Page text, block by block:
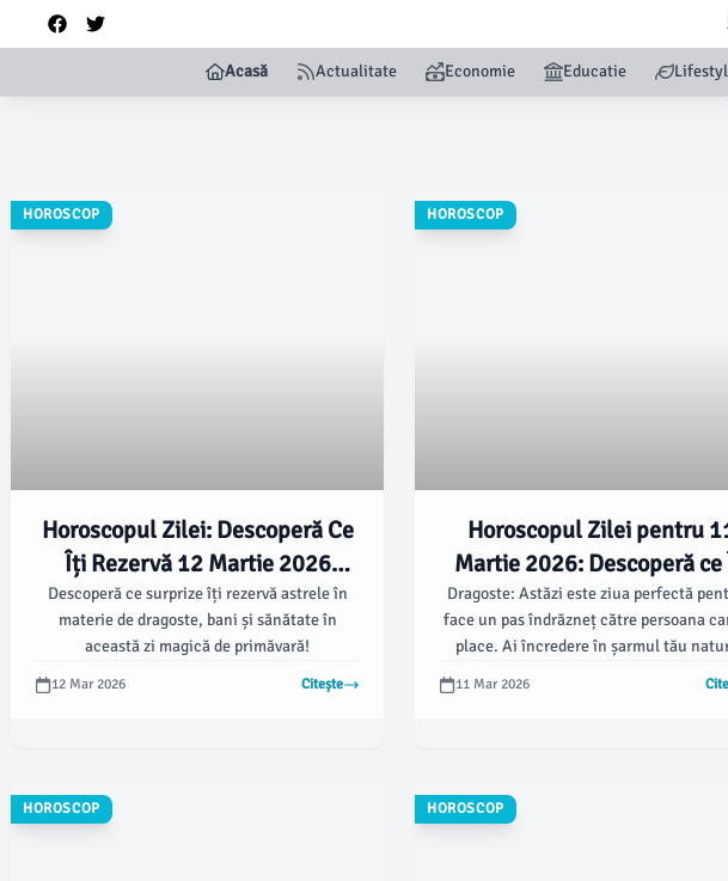
Acasă Actualitate Economie Educatie
HOROSCOP
Horoscopul Zilei: Descoperă Ce
Îți Rezervă 12 Martie 2026
pentru Toate Zodiile ✨
Descoperă ce surprize îți rezervă astrele în
materie de dragoste, bani și sănătate în
această zi magică de primăvară!
12 Mar 2026 Citește
HOROSCOP
Horoscopul Zilei pentru
Martie 2026: Descoperă
Rezervă Stelele! 🌟
Dragoste: Astăzi este ziua perfectă
face un pas îndrăzneț către persoana
place. Ai încredere în șarmul tău
11 Mar 2026
HOROSCOP HOROSCOP